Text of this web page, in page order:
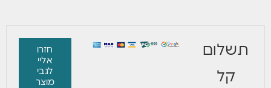
תשלום
קל
חזרו
אליי
לגבי
מוצר